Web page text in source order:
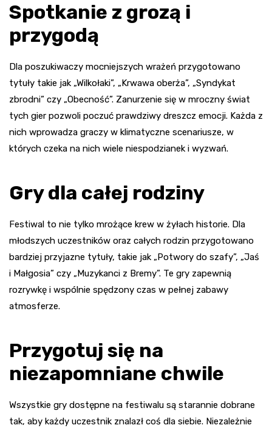
Spotkanie z grozą i
przygodą
Dla poszukiwaczy mocniejszych wrażeń przygotowano
tytuły takie jak „Wilkołaki”, „Krwawa oberża”, „Syndykat
zbrodni” czy „Obecność”. Zanurzenie się w mroczny świat
tych gier pozwoli poczuć prawdziwy dreszcz emocji. Każda z
nich wprowadza graczy w klimatyczne scenariusze, w
których czeka na nich wiele niespodzianek i wyzwań.
Gry dla całej rodziny
Festiwal to nie tylko mrożące krew w żyłach historie. Dla
młodszych uczestników oraz całych rodzin przygotowano
bardziej przyjazne tytuły, takie jak „Potwory do szafy”, „Jaś
i Małgosia” czy „Muzykanci z Bremy”. Te gry zapewnią
rozrywkę i wspólnie spędzony czas w pełnej zabawy
atmosferze.
Przygotuj się na
niezapomniane chwile
Wszystkie gry dostępne na festiwalu są starannie dobrane
tak, aby każdy uczestnik znalazł coś dla siebie. Niezależnie